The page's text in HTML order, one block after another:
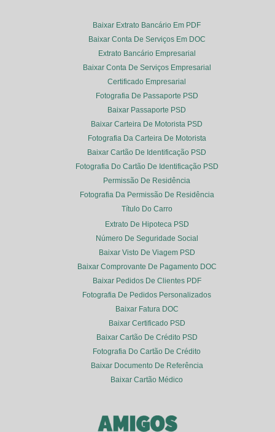
Baixar Extrato Bancário Em PDF
Baixar Conta De Serviços Em DOC
Extrato Bancário Empresarial
Baixar Conta De Serviços Empresarial
Certificado Empresarial
Fotografia De Passaporte PSD
Baixar Passaporte PSD
Baixar Carteira De Motorista PSD
Fotografia Da Carteira De Motorista
Baixar Cartão De Identificação PSD
Fotografia Do Cartão De Identificação PSD
Permissão De Residência
Fotografia Da Permissão De Residência
Título Do Carro
Extrato De Hipoteca PSD
Número De Seguridade Social
Baixar Visto De Viagem PSD
Baixar Comprovante De Pagamento DOC
Baixar Pedidos De Clientes PDF
Fotografia De Pedidos Personalizados
Baixar Fatura DOC
Baixar Certificado PSD
Baixar Cartão De Crédito PSD
Fotografia Do Cartão De Crédito
Baixar Documento De Referência
Baixar Cartão Médico